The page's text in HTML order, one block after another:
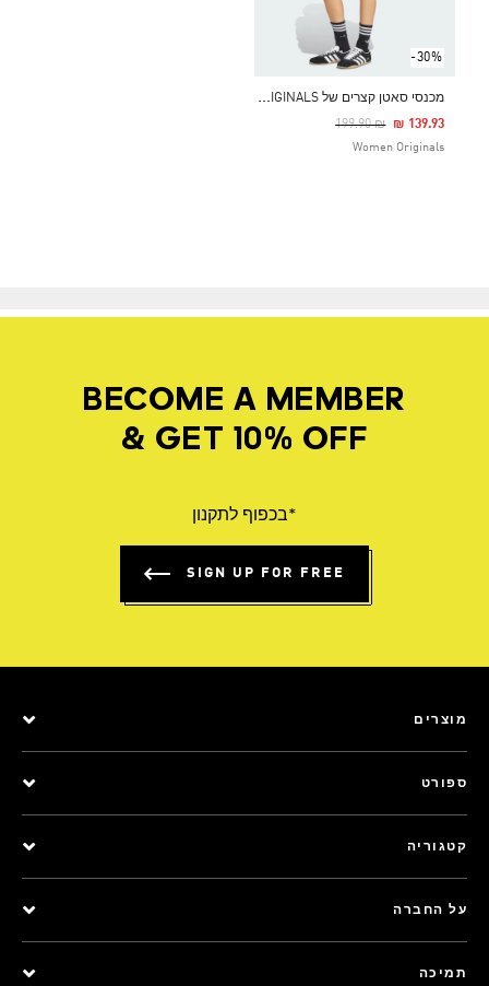
-30%
מ
כנסי סאטן קצרים של ADIDAS ORIGINALS בהדפס מנומר
Price Reduced From
₪ 199.90
To ₪ 139.93
Women Originals
BECOME A MEMBER
& GET 10% OFF
*בכפוף לתקנון
SIGN UP FOR FREE
מוצרים
ספורט
קטגוריה
על החברה
תמיכה